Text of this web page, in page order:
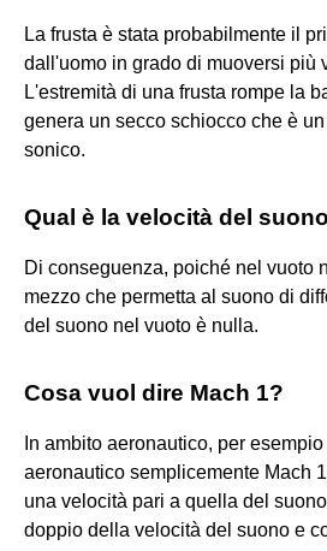
La frusta è stata probabilmente il
dall'uomo in grado di muoversi più
L'estremità di una frusta rompe la
genera un secco schiocco che è
sonico.
Qual è la velocità del
Di conseguenza, poiché nel vuoto
mezzo che permetta al suono di
del suono nel vuoto è nulla.
Cosa vuol dire Mach 1?
In ambito aeronautico, per
aeronautico semplicemente Mach
una velocità pari a quella del
doppio della velocità del suono e